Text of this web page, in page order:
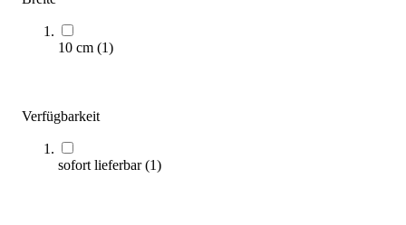
10 cm (1)
Verfügbarkeit
sofort lieferbar(1)
Nur wenige auf Lager